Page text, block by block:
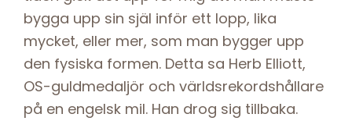
bygga upp sin själ inför ett lopp, lika
mycket, eller mer, som man bygger upp
den fysiska formen. Detta sa Herb Elliott,
OS-guldmedaljör och världsrekordshållare
på en engelsk mil. Han drog sig tillbaka.